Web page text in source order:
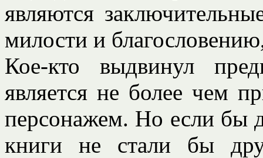
являются
милости и
Кое-кто выдвинул
является не более чем
персонажем. Но если бы
книги не стали бы